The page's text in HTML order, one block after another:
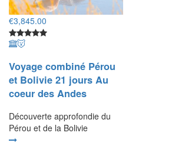
€3,845.00
Voyage combiné Pérou
et Bolivie 21 jours Au
coeur des Andes
Découverte approfondie du
Pérou et de la Bolivie